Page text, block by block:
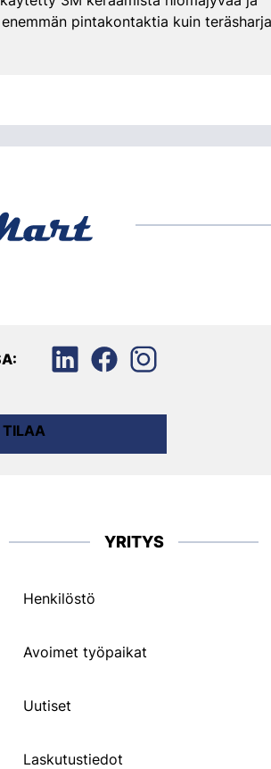
pintakontaktia kuin
TILAA
YRITYS
Henkilöstö
Avoimet työpaikat
Uutiset
Laskutustiedot